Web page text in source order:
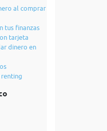
al comprar
tus finanzas
tarjeta
dinero en
renting